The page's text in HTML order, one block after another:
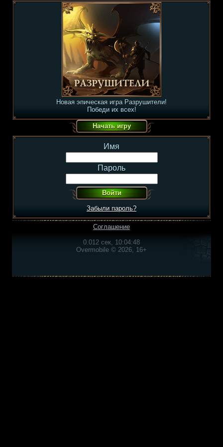
Новая эпическая игра Разрушители!
Победи их всех!
Имя
Пароль
Забыли пароль?
Соглашение
0.012 сек, 10:04:48
Overmobile © 2026, 16+